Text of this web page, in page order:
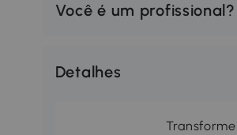
Você é um profissional?
Detalhes